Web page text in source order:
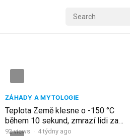
ZÁHADY A MYTOLOGIE
Teplota Země klesne o -150 °C
během 10 sekund, zmrazí lidi za
chůze
92views · 4 týdny ago